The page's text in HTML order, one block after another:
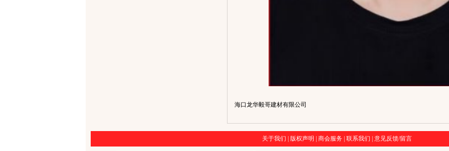
海口龙华毅哥建材有限公司
关于我们 版权声明 商会服务 联系我们 意见反馈/留言